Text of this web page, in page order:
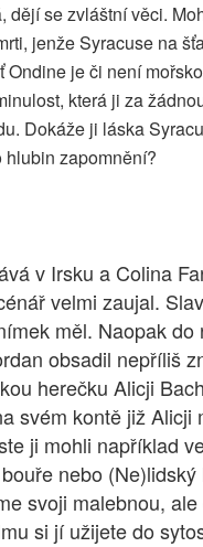
dějí se zvláštní věci.
jenže Syracuse na
Ondine je či není
která ji za
Dokáže ji láska
hlubin zapomnění?
v Irsku a Colina
velmi zaujal.
měl. Naopak do
obsadil nepříliš
herečku Alicji
svém kontě již Alicji
ji mohli například
nebo
svoji malebnou,
si jí užijete do